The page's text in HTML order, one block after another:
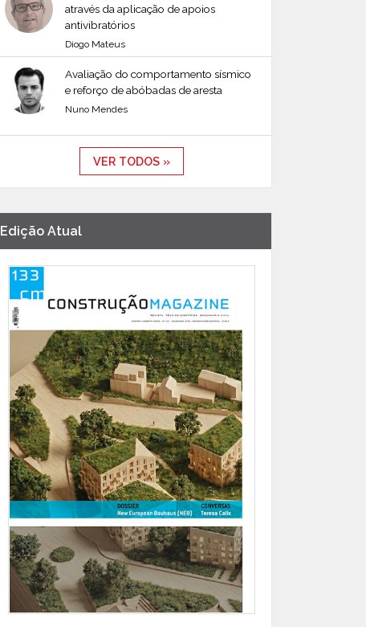
através da aplicação de apoios
antivibratórios
Diogo Mateus
Avaliação do comportamento sísmico
e reforço de abóbadas de aresta
Nuno Mendes
VER TODOS »
Edição Atual